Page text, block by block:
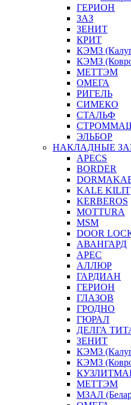
ГЕРИОН
ЗАЗ
ЗЕНИТ
КРИТ
КЭМЗ
КЭМЗ
МЕТТЭМ
ОМЕГА
РИГЕЛЬ
СИМЕКО
СТАЛЬФ
ЭЛЬБОР
НАКЛАДНЫЕ
APECS
BORDER
KALE KILIT
KERBEROS
MOTTURA
MSM
DOOR
АВАНГАРД
АРЕС
АЛЛЮР
ГАРДИАН
ГЕРИОН
ГЛАЗОВ
ГРОДНО
ГЮРАЛ
ДЕЛГА
ЗЕНИТ
КЭМЗ
КЭМЗ
МЕТТЭМ
МЗАЛ